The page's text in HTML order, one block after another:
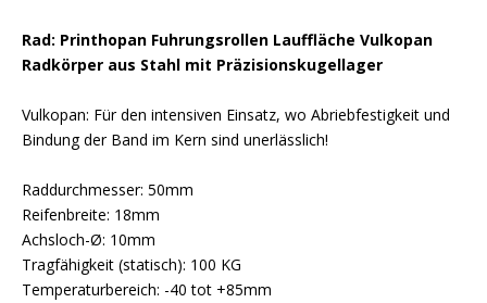
Rad: Printhopan Fuhrungsrollen Lauffläche Vulkopan
Radkörper aus Stahl mit Präzisionskugellager
Vulkopan: Für den intensiven Einsatz, wo Abriebfestigkeit und
Bindung der Band im Kern sind unerlässlich!
Raddurchmesser: 50mm
Reifenbreite: 18mm
Achsloch-Ø: 10mm
Tragfähigkeit (statisch): 100 KG
Temperaturbereich: -40 tot +85mm